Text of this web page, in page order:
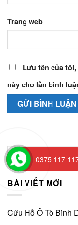
Trang web
Lưu tên của
này cho lần bình
BÀI VIẾT MỚI
Cứu Hồ Ô Tô Bình
0375 117